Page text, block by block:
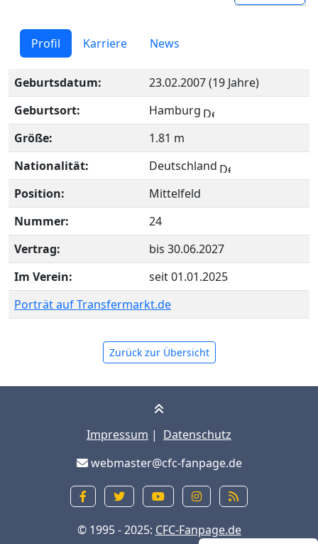
Profil Karriere News
Geburtsdatum:
23.02.2007 (19 Jahre)
Geburtsort:
Hamburg
Größe:
1.81 m
Nationalität:
Deutschland
Position:
Mittelfeld
Nummer:
24
Vertrag:
bis 30.06.2027
Im Verein:
seit 01.01.2025
Porträt auf Transfermarkt.de
Zurück zur Übersicht
Impressum | Datenschutz
webmaster@cfc-fanpage.de
© 1995 - 2025: CFC-Fanpage.de